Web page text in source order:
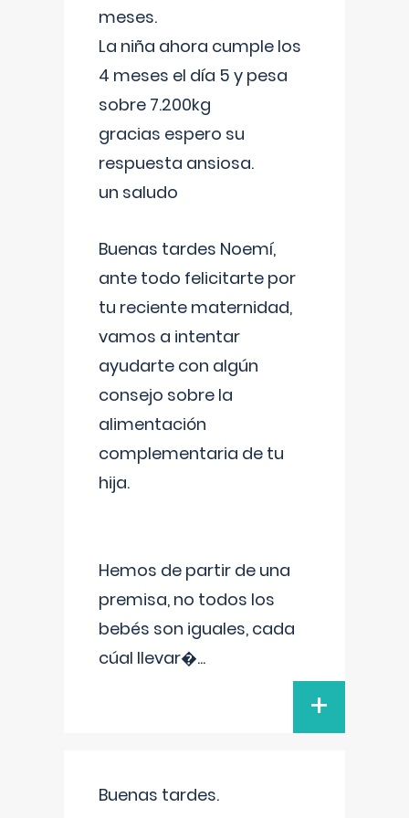
meses.
La niña ahora cumple los
4 meses el día 5 y pesa
sobre 7.200kg
gracias espero su
respuesta ansiosa.
un saludo
Buenas tardes Noemí,
ante todo felicitarte por
tu reciente maternidad,
vamos a intentar
ayudarte con algún
consejo sobre la
alimentación
complementaria de tu
hija.
Hemos de partir de una
premisa, no todos los
bebés son iguales, cada
cúal llevar�...
+
Buenas tardes.